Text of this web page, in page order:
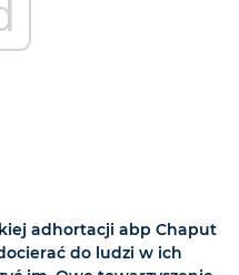
adhortacji abp Chaput
do ludzi w ich